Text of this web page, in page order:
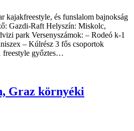
kajakfreestyle, és funslalom bajnokság
Gazdi-Raft Helyszín: Miskolc,
park Versenyszámok: – Rodeó k-1
– Kúlrész 3 fős csoportok
freestyle győztes…
Graz környéki